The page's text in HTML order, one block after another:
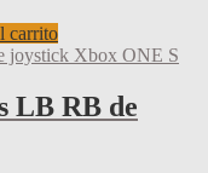
carrito
LB RB de